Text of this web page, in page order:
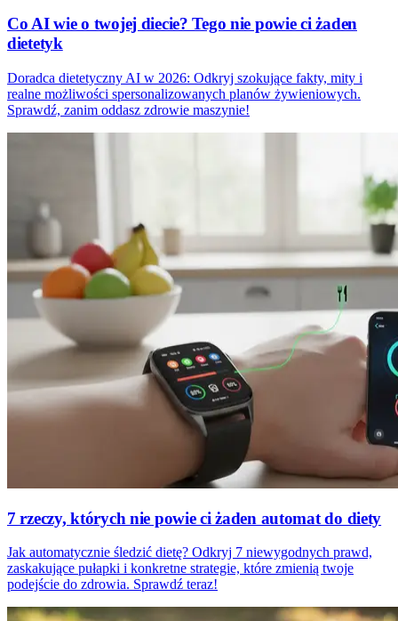
Co AI wie o twojej diecie? Tego nie powie ci żaden
dietetyk
Doradca dietetyczny AI w 2026: Odkryj szokujące fakty, mity i
realne możliwości spersonalizowanych planów żywieniowych.
Sprawdź, zanim oddasz zdrowie maszynie!
7 rzeczy, których nie powie ci żaden automat do diety
Jak automatycznie śledzić dietę? Odkryj 7 niewygodnych prawd,
zaskakujące pułapki i konkretne strategie, które zmienią twoje
podejście do zdrowia. Sprawdź teraz!